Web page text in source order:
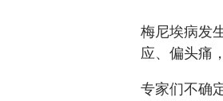
梅尼埃病发
应、偏头痛
专家们不确